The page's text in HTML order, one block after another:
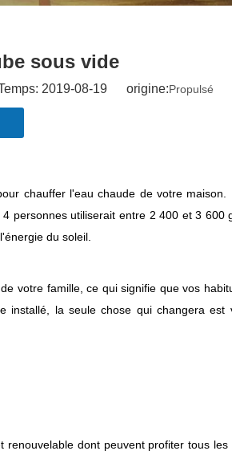
sous vide
2019-08-19 origine:Propulsé
chauffer l'eau chaude de votre maison.
personnes utiliserait entre 2 400 et 3 600
du soleil.
votre famille, ce qui signifie que vos
installé, la seule chose qui changera est
dont peuvent profiter tous les